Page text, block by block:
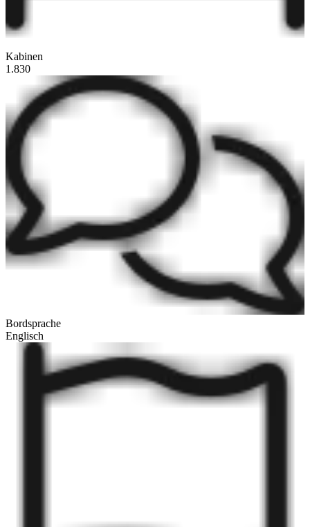
Kabinen
1.830
Bordsprache
Englisch